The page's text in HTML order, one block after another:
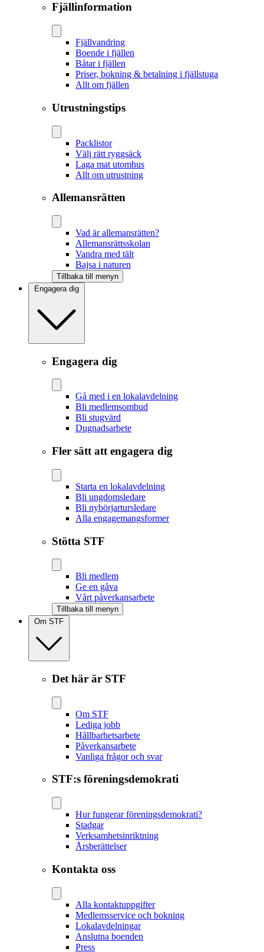
Fjällinformation
Fjällvandring
Boende i fjällen
Båtar i fjällen
Priser, bokning & betalning i fjällstuga
Allt om fjällen
Utrustningstips
Packlistor
Välj rätt ryggsäck
Laga mat utomhus
Allt om utrustning
Allemansrätten
Vad är allemansrätten?
Allemansrättsskolan
Vandra med tält
Bajsa i naturen
Tillbaka till menyn
Engagera dig
Engagera dig
Gå med i en lokalavdelning
Bli medlemsombud
Bli stugvärd
Dugnadsarbete
Fler sätt att engagera dig
Starta en lokalavdelning
Bli ungdomsledare
Bli nybörjartursledare
Alla engagemangsformer
Stötta STF
Bli medlem
Ge en gåva
Vårt påverkansarbete
Tillbaka till menyn
Om STF
Det här är STF
Om STF
Lediga jobb
Hållbarhetsarbete
Påverkansarbete
Vanliga frågor och svar
STF:s föreningsdemokrati
Hur fungerar föreningsdemokrati?
Stadgar
Verksamhetsinriktning
Årsberättelser
Kontakta oss
Alla kontaktuppgifter
Medlemsservice och bokning
Lokalavdelningar
Anslutna boenden
Press